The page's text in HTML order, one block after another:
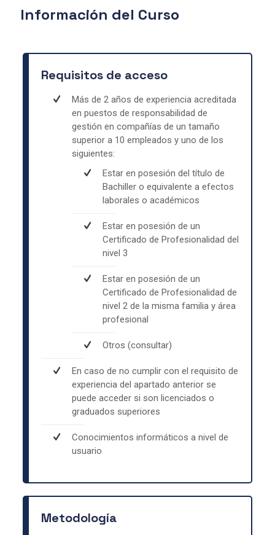
Información del Curso
Requisitos de acceso
Más de 2 años de experiencia acreditada
en puestos de responsabilidad de
gestión en compañías de un tamaño
superior a 10 empleados y uno de los
siguientes:
Estar en posesión del título de
Bachiller o equivalente a efectos
laborales o académicos
Estar en posesión de un
Certificado de Profesionalidad del
nivel 3
Estar en posesión de un
Certificado de Profesionalidad de
nivel 2 de la misma familia y área
profesional
Otros (consultar)
En caso de no cumplir con el requisito de
experiencia del apartado anterior se
puede acceder si son licenciados o
graduados superiores
Conocimientos informáticos a nivel de
usuario
Metodología